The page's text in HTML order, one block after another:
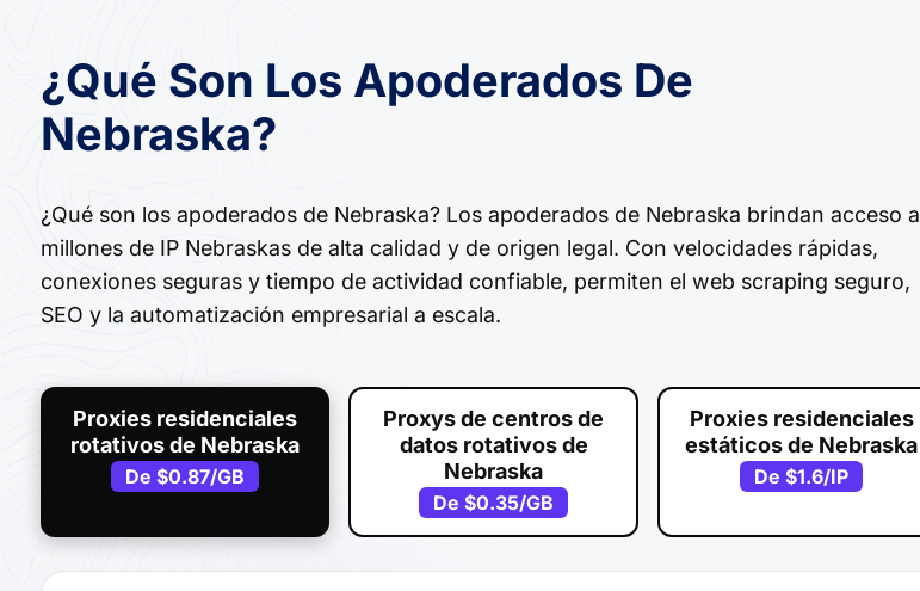
¿Qué Son Los Apoderados De
Nebraska?
¿Qué son los apoderados de Nebraska? Los apoderados de Nebraska brindan acceso a
millones de IP Nebraskas de alta calidad y de origen legal. Con velocidades rápidas,
conexiones seguras y tiempo de actividad confiable, permiten el web scraping seguro,
SEO y la automatización empresarial a escala.
Proxies residenciales
rotativos de Nebraska
De$0.87/GB
Proxys de centros de
datos rotativos de
Nebraska
De$0.35/GB
Proxies residenciales
estáticos de Nebraska
De$1.6/IP